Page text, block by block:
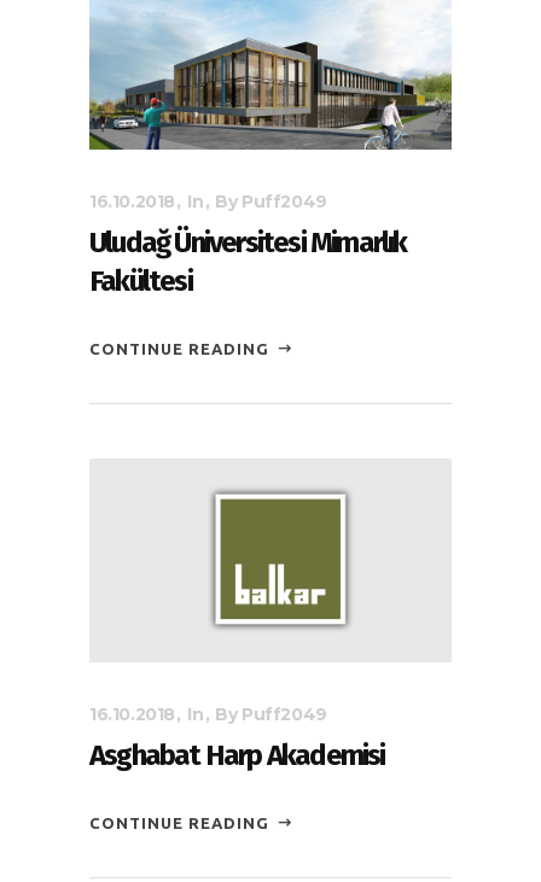
16.10.2018 In By Puff2049
Uludağ Üniversitesi Mimarlık
Fakültesi
CONTINUE READING
16.10.2018 In By Puff2049
Asghabat Harp Akademisi
CONTINUE READING